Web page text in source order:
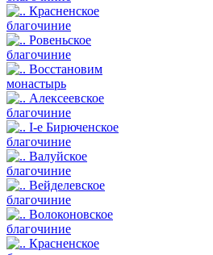
Красненское
благочиние
Ровеньское
благочиние
Восстановим
монастырь
Алексеевское
благочиние
I-е Бирюченское
благочиние
Валуйское
благочиние
Вейделевское
благочиние
Волоконовское
благочиние
Красненское